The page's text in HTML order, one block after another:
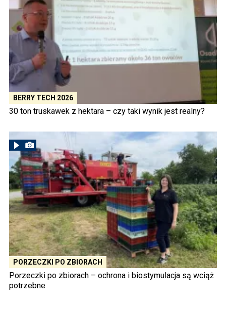
BERRY TECH 2026
30 ton truskawek z hektara – czy taki wynik jest realny?
PORZECZKI PO ZBIORACH
Porzeczki po zbiorach – ochrona i biostymulacja są wciąż
potrzebne